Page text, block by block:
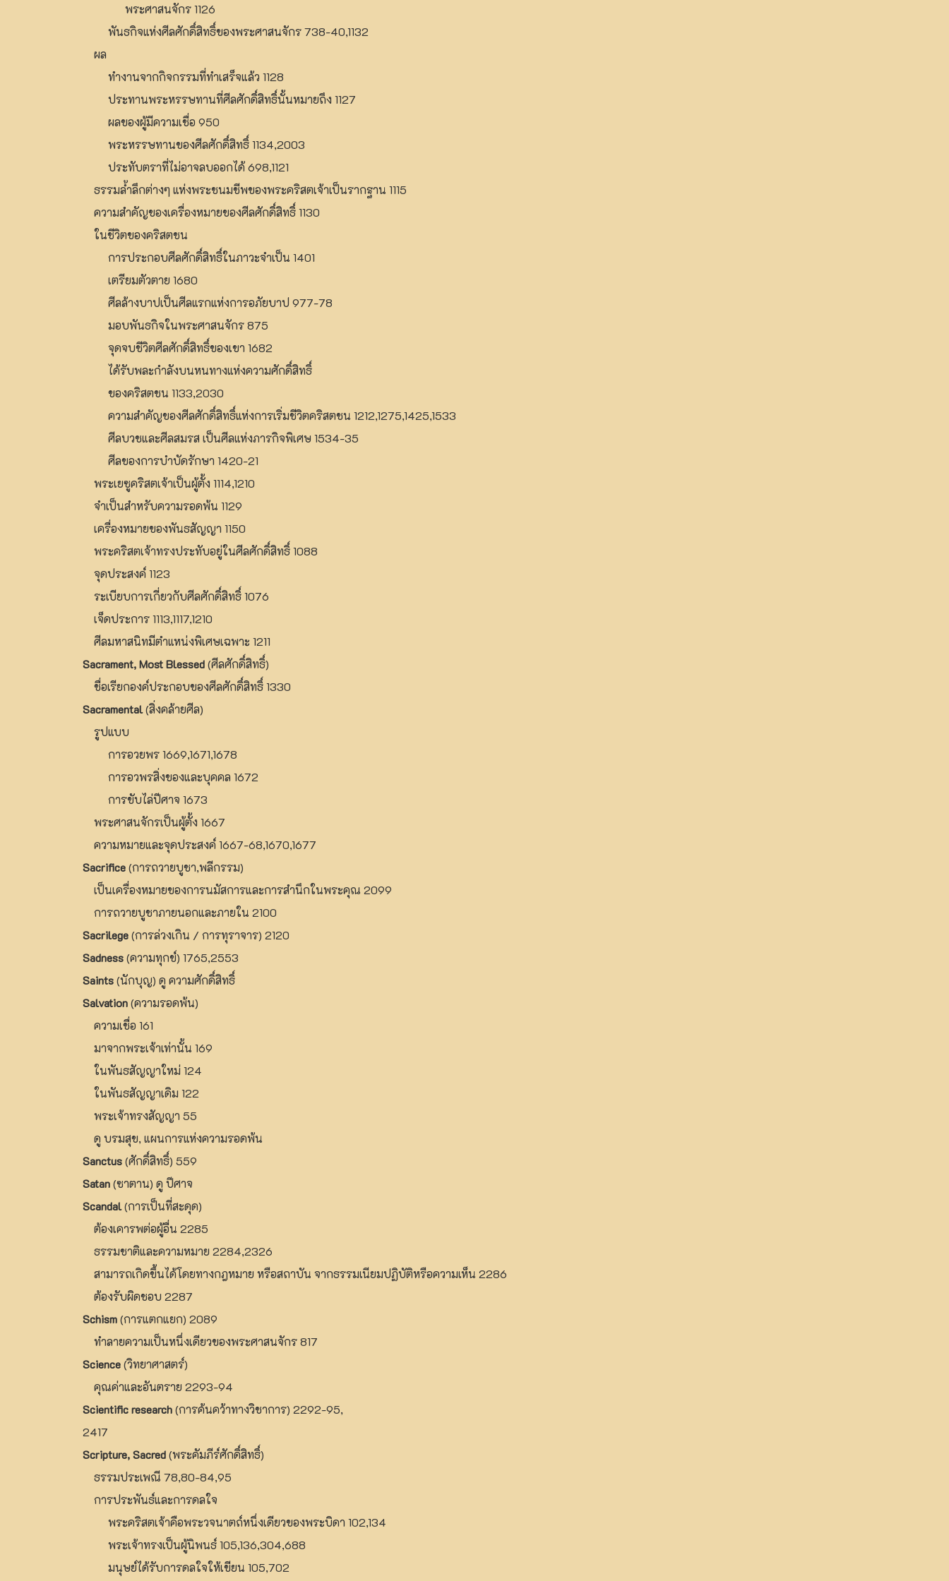
พระศาสนจักร 1126
พันธกิจแห่งศีลศักดิ์สิทธิ์ของพระศาสนจักร 738-40,1132
ผล
ทำงานจากกิจกรรมที่ทำเสร็จแล้ว 1128
ประทานพระหรรษทานที่ศีลศักดิ์สิทธิ์นั้นหมายถึง 1127
ผลของผู้มีความเชื่อ 950
พระหรรษทานของศีลศักดิ์สิทธิ์ 1134,2003
ประทับตราที่ไม่อาจลบออกได้ 698,1121
ธรรมล้ำลึกต่างๆ แห่งพระชนมชีพของพระคริสตเจ้าเป็นรากฐาน 1115
ความสำคัญของเครื่องหมายของศีลศักดิ์สิทธิ์ 1130
ในชีวิตของคริสตชน
การประกอบศีลศักดิ์สิทธิ์ในภาวะจำเป็น 1401
เตรียมตัวตาย 1680
ศีลล้างบาปเป็นศีลแรกแห่งการอภัยบาป 977-78
มอบพันธกิจในพระศาสนจักร 875
จุดจบชีวิตศีลศักดิ์สิทธิ์ของเขา 1682
ได้รับพละกำลังบนหนทางแห่งความศักดิ์สิทธิ์
ของคริสตชน 1133,2030
ความสำคัญของศีลศักดิ์สิทธิ์แห่งการเริ่มชีวิตคริสตชน 1212,1275,1425,1533
ศีลบวชและศีลสมรส เป็นศีลแห่งภารกิจพิเศษ 1534-35
ศีลของการบำบัดรักษา 1420-21
พระเยซูคริสตเจ้าเป็นผู้ตั้ง 1114,1210
จำเป็นสำหรับความรอดพ้น 1129
เครื่องหมายของพันธสัญญา 1150
พระคริสตเจ้าทรงประทับอยู่ในศีลศักดิ์สิทธิ์ 1088
จุดประสงค์ 1123
ระเบียบการเกี่ยวกับศีลศักดิ์สิทธิ์ 1076
เจ็ดประการ 1113,1117,1210
ศีลมหาสนิทมีตำแหน่งพิเศษเฉพาะ 1211
Sacrament, Most Blessed(ศีลศักดิ์สิทธิ์)
ชื่อเรียกองค์ประกอบของศีลศักดิ์สิทธิ์ 1330
Sacramental(สิ่งคล้ายศีล)
รูปแบบ
การอวยพร 1669,1671,1678
การอวพรสิ่งของและบุคคล 1672
การขับไล่ปีศาจ 1673
พระศาสนจักรเป็นผู้ตั้ง 1667
ความหมายและจุดประสงค์ 1667-68,1670,1677
Sacrifice(การถวายบูชา,พลีกรรม)
เป็นเครื่องหมายของการนมัสการและการสำนึกในพระคุณ 2099
การถวายบูชาภายนอกและภายใน 2100
Sacrilege(การล่วงเกิน / การทุราจาร) 2120
Sadness(ความทุกข์) 1765,2553
Saints(นักบุญ) ดู ความศักดิ์สิทธิ์
Salvation(ความรอดพ้น)
ความเชื่อ 161
มาจากพระเจ้าเท่านั้น 169
ในพันธสัญญาใหม่ 124
ในพันธสัญญาเดิม 122
พระเจ้าทรงสัญญา 55
ดู บรมสุข, แผนการแห่งความรอดพ้น
Sanctus(ศักดิ์สิทธิ์) 559
Satan(ซาตาน) ดู ปีศาจ
Scandal(การเป็นที่สะดุด)
ต้องเคารพต่อผู้อื่น 2285
ธรรมชาติและความหมาย 2284,2326
สามารถเกิดขึ้นได้โดยทางกฎหมาย หรือสถาบัน จากธรรมเนียมปฏิบัติหรือความเห็น 2286
ต้องรับผิดชอบ 2287
Schism(การแตกแยก) 2089
ทำลายความเป็นหนึ่งเดียวของพระศาสนจักร 817
Science(วิทยาศาสตร์)
คุณค่าและอันตราย 2293-94
Scientific research(การค้นคว้าทางวิชาการ) 2292-95,
2417
Scripture, Sacred(พระคัมภีร์ศักดิ์สิทธิ์)
ธรรมประเพณี 78,80-84,95
การประพันธ์และการดลใจ
พระคริสตเจ้าคือพระวจนาตถ์หนึ่งเดียวของพระบิดา 102,134
พระเจ้าทรงเป็นผู้นิพนธ์ 105,136,304,688
มนุษย์ได้รับการดลใจให้เขียน 105,702